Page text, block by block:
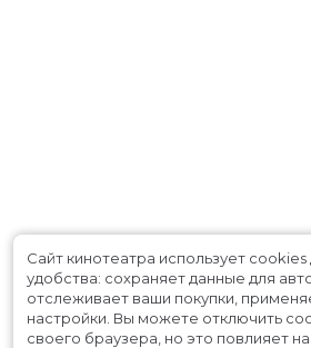
Сайт кинотеатра использует
удобства: сохраняет данные для
отслеживает ваши покупки,
настройки. Вы можете отключить
своего браузера, но это повлияет